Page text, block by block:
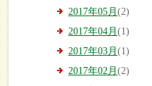
2017年05月 (2)
2017年04月 (1)
2017年03月 (1)
2017年02月 (2)